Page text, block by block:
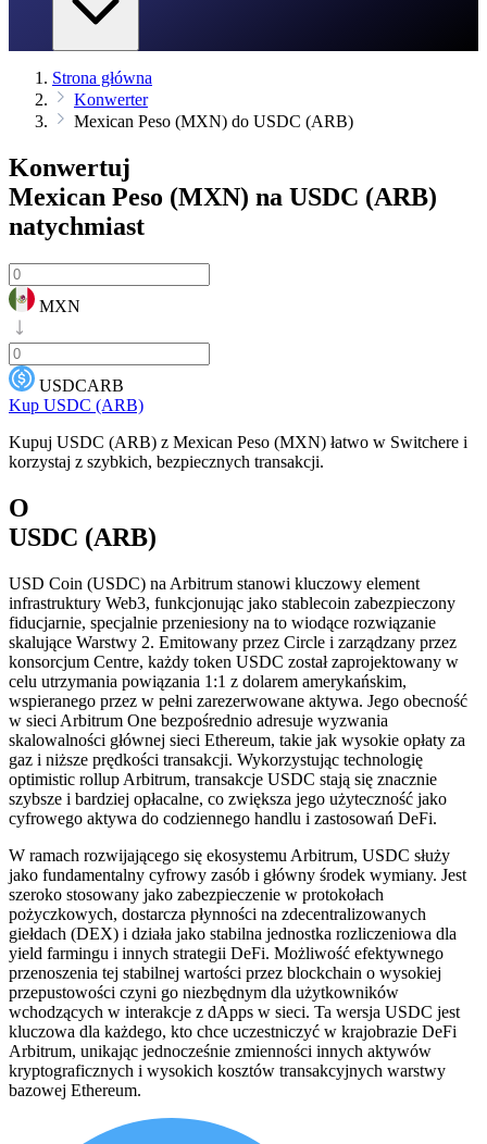
Strona główna
Konwerter
Mexican Peso (MXN) do USDC (ARB)
Konwertuj
Mexican Peso (MXN) na USDC (ARB)
natychmiast
MXN
USDCARB
Kup USDC (ARB)
Kupuj USDC (ARB) z Mexican Peso (MXN) łatwo w Switchere i
korzystaj z szybkich, bezpiecznych transakcji.
O
USDC (ARB)
USD Coin (USDC) na Arbitrum stanowi kluczowy element
infrastruktury Web3, funkcjonując jako stablecoin zabezpieczony
fiducjarnie, specjalnie przeniesiony na to wiodące rozwiązanie
skalujące Warstwy 2. Emitowany przez Circle i zarządzany przez
konsorcjum Centre, każdy token USDC został zaprojektowany w
celu utrzymania powiązania 1:1 z dolarem amerykańskim,
wspieranego przez w pełni zarezerwowane aktywa. Jego obecność
w sieci Arbitrum One bezpośrednio adresuje wyzwania
skalowalności głównej sieci Ethereum, takie jak wysokie opłaty za
gaz i niższe prędkości transakcji. Wykorzystując technologię
optimistic rollup Arbitrum, transakcje USDC stają się znacznie
szybsze i bardziej opłacalne, co zwiększa jego użyteczność jako
cyfrowego aktywa do codziennego handlu i zastosowań DeFi.
W ramach rozwijającego się ekosystemu Arbitrum, USDC służy
jako fundamentalny cyfrowy zasób i główny środek wymiany. Jest
szeroko stosowany jako zabezpieczenie w protokołach
pożyczkowych, dostarcza płynności na zdecentralizowanych
giełdach (DEX) i działa jako stabilna jednostka rozliczeniowa dla
yield farmingu i innych strategii DeFi. Możliwość efektywnego
przenoszenia tej stabilnej wartości przez blockchain o wysokiej
przepustowości czyni go niezbędnym dla użytkowników
wchodzących w interakcje z dApps w sieci. Ta wersja USDC jest
kluczowa dla każdego, kto chce uczestniczyć w krajobrazie DeFi
Arbitrum, unikając jednocześnie zmienności innych aktywów
kryptograficznych i wysokich kosztów transakcyjnych warstwy
bazowej Ethereum.